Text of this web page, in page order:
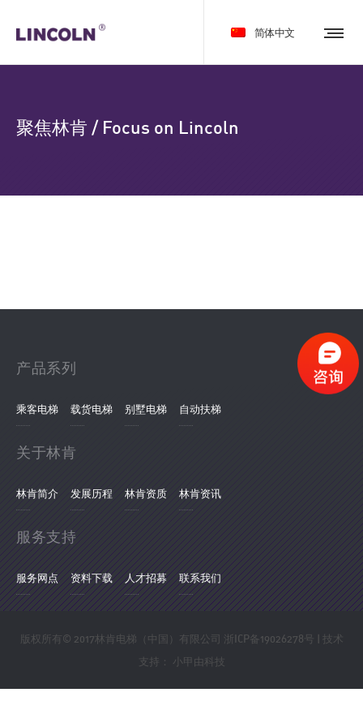
简体中文
聚焦林肯 / Focus on Lincoln
产品系列
乘客电梯 载货电梯 别墅电梯 自动扶梯
关于林肯
林肯简介 发展历程 林肯资质 林肯资讯
服务支持
服务网点 资料下载 人才招募 联系我们
版权所有© 2017林肯电梯（中国）有限公司 浙ICP备19026278号
| 技术
支持： 小甲由科技